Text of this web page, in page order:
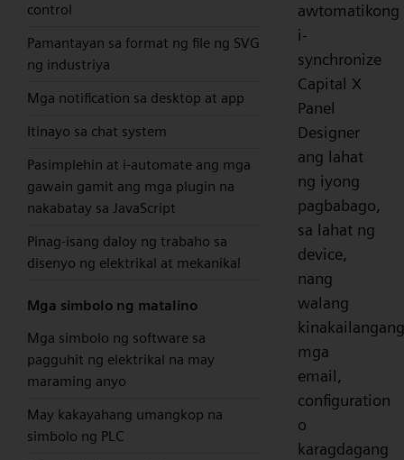
control
Pamantayan sa format ng file ng SVG
ng industriya
Mga notification sa desktop at app
Itinayo sa chat system
Pasimplehin at i-automate ang mga
gawain gamit ang mga plugin na
nakabatay sa JavaScript
Pinag-isang daloy ng trabaho sa
disenyo ng elektrikal at mekanikal
Mga simbolo ng matalino
Mga simbolo ng software sa
pagguhit ng elektrikal na may
maraming anyo
May kakayahang umangkop na
simbolo ng PLC
awtomatikong
i-
synchronize
Capital X
Panel
Designer
ang lahat
ng iyong
pagbabago,
sa lahat ng
device,
nang
walang
kinakailangang
mga
email,
configuration
o
karagdagang